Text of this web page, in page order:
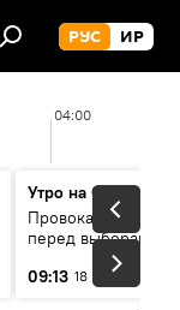
РУС ИР
04:00
Утро на Спутнике
Провокации со
перед выборами в
09:13 18 мин